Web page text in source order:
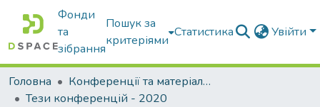
Фонди
та
зібрання
Пошук за
критеріями
Статистика Увійти
Головна
Конференції та матеріали конференцій
Тези конференцій - 2020